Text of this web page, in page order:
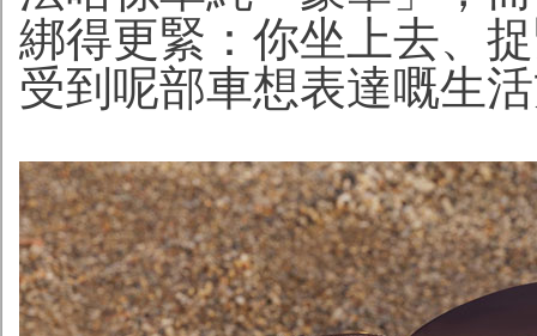
綁得更緊：你坐上去、
受到呢部車想表達嘅生